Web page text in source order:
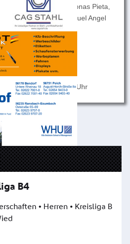
Janik Bernardi, Jonas Pieta,
Okan Beydemir, Miguel Angel
Mendoza
Weitersburg
19:00 - 20:30 Uhr